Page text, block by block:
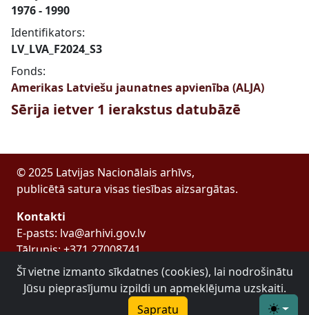
1976 - 1990
Identifikators:
LV_LVA_F2024_S3
Fonds:
Amerikas Latviešu jaunatnes apvienība (ALJA)
Sērija ietver 1 ierakstus datubāzē
© 2025 Latvijas Nacionālais arhīvs,
publicētā satura visas tiesības aizsargātas.
Kontakti
E-pasts: lva@arhivi.gov.lv
Tālrunis: +371 27008741
Bezdelīgu 1A, Rīga
Latvijas Valsts arhīvs
Šī vietne izmanto sīkdatnes (cookies), lai nodrošinātu
Jūsu pieprasījumu izpildi un apmeklējuma uzskaiti.
Sapratu